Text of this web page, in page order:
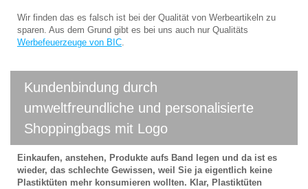
Wir finden das es falsch ist bei der Qualität von Werbeartikeln zu
sparen. Aus dem Grund gibt es bei uns auch nur Qualitäts
Werbefeuerzeuge von BIC.
Kundenbindung durch
umweltfreundliche und personalisierte
Shoppingbags mit Logo
Einkaufen, anstehen, Produkte aufs Band legen und da ist es
wieder, das schlechte Gewissen, weil Sie ja eigentlich keine
Plastiktüten mehr konsumieren wollten. Klar, Plastiktüten